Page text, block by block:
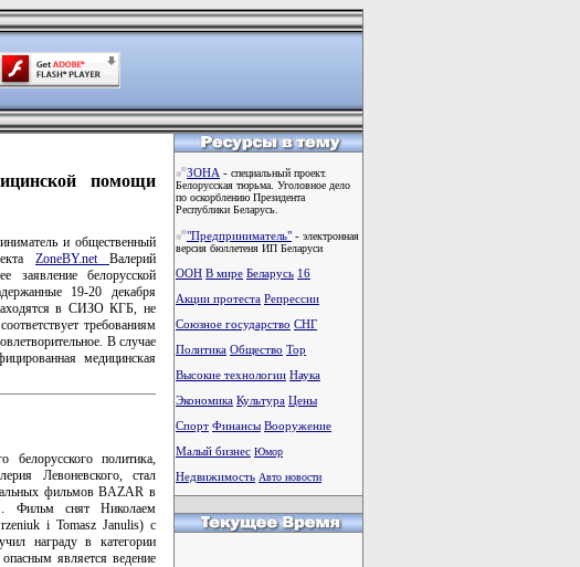
помощи
и общественный
ZoneBY.net Валерий
заявление белорусской
19-20 декабря
находятся в СИЗО КГБ, не
требованиям
В случае
медицинская
политика,
Левоневского, стал
фильмов BAZAR в
. Фильм снят Николаем
i Tomasz Janulis) с
награду в категории
является ведение
ЗОНА - специальный проект.
Белорусская тюрьма. Уголовное дело
по оскорблению Президента
Республики Беларусь.
"Предприниматель" - электронная
версия бюллетеня ИП Беларуси
ООН В мире Беларусь 16
Акции протеста Репрессии
Союзное государство СНГ
Политика Общество Тоp
Высокие технологии Наука
Экономика Культура Цены
Спорт Финансы Вооружение
Малый бизнес Юмор
Недвижимость Авто новости